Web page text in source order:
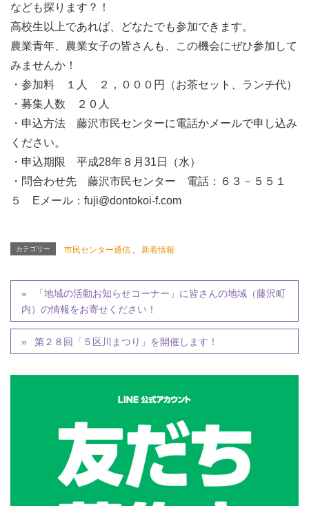
なども探ります？！
高校生以上であれば、どなたでも参加できます。
農業青年、農業女子の皆さんも、この機会にぜひ参加して
みませんか！
・参加料 １人 ２，０００円（お茶セット、ランチ代）
・募集人数 ２０人
・申込方法 藤沢市民センターに電話かメールで申し込み
ください。
・申込期限 平成28年８月31日（水）
・問合わせ先 藤沢市民センター 電話：６３－５５１
５ Eメール：fuji@dontokoi-f.com
カテゴリー 市民センター通信 、 新着情報
「地域の活動お知らせコーナー」に皆さんの地域（藤沢町
内）の情報をお寄せください！
第２８回「５区川まつり」を開催します！